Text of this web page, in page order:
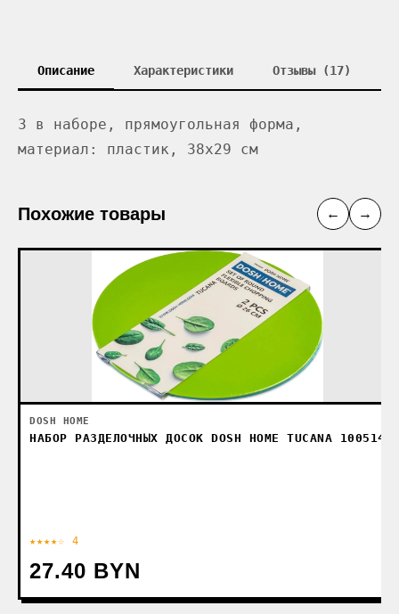
Описание Характеристики Отзывы (17)
3 в наборе, прямоугольная форма,
материал: пластик, 38x29 см
Похожие товары ← →
DOSH HOME
НАБОР РАЗДЕЛОЧНЫХ ДОСОК DOSH HOME TUCANA 100514
★★★★☆ 4
27.40 BYN